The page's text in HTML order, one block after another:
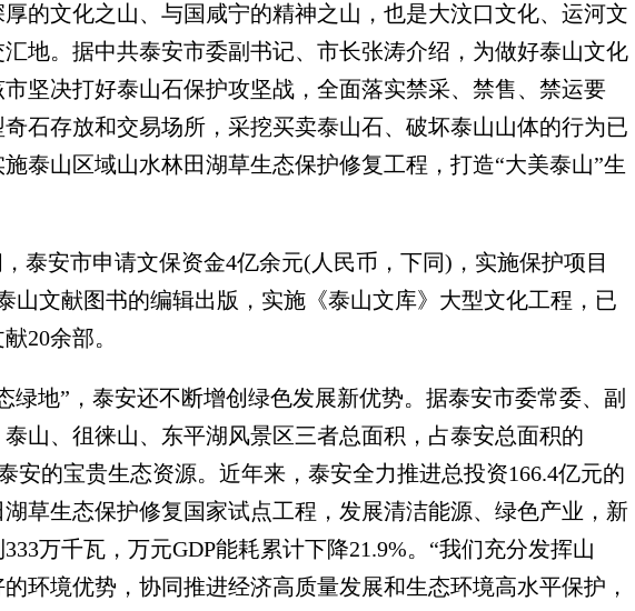
文化之山、与国咸宁的精神之山，也是大汶口文化、运河文
地。据中共泰安市委副书记、市长张涛介绍，为做好泰山文化
坚决打好泰山石保护攻坚战，全面落实禁采、禁售、禁运要
石存放和交易场所，采挖买卖泰山石、破坏泰山山体的行为已
泰山区域山水林田湖草生态保护修复工程，打造“大美泰山”生
安市申请文保资金4亿余元(人民币，下同)，实施保护项目
山文献图书的编辑出版，实施《泰山文库》大型文化工程，已
20余部。
地”，泰安还不断增创绿色发展新优势。据泰安市委常委、副
山、徂徕山、东平湖风景区三者总面积，占泰安总面积的
安的宝贵生态资源。近年来，泰安全力推进总投资166.4亿元的
草生态保护修复国家试点工程，发展清洁能源、绿色产业，新
万千瓦，万元GDP能耗累计下降21.9%。“我们充分发挥山
环境优势，协同推进经济高质量发展和生态环境高水平保护，